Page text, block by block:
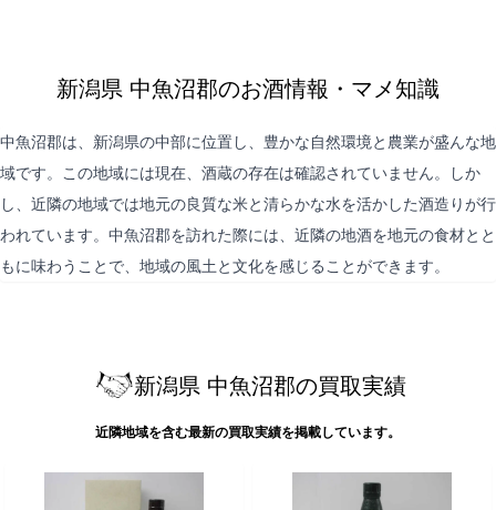
新潟県 中魚沼郡のお酒情報・マメ知識
中魚沼郡は、新潟県の中部に位置し、豊かな自然環境と農業が盛んな地
域です。この地域には現在、酒蔵の存在は確認されていません。しか
し、近隣の地域では地元の良質な米と清らかな水を活かした酒造りが行
われています。中魚沼郡を訪れた際には、近隣の地酒を地元の食材とと
もに味わうことで、地域の風土と文化を感じることができます。
新潟県 中魚沼郡の買取実績
近隣地域を含む最新の買取実績を掲載しています。